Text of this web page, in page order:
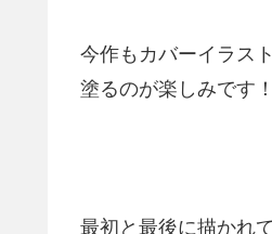
今作もカバーイラス
塗るのが楽しみです！
最初と最後に描かれ